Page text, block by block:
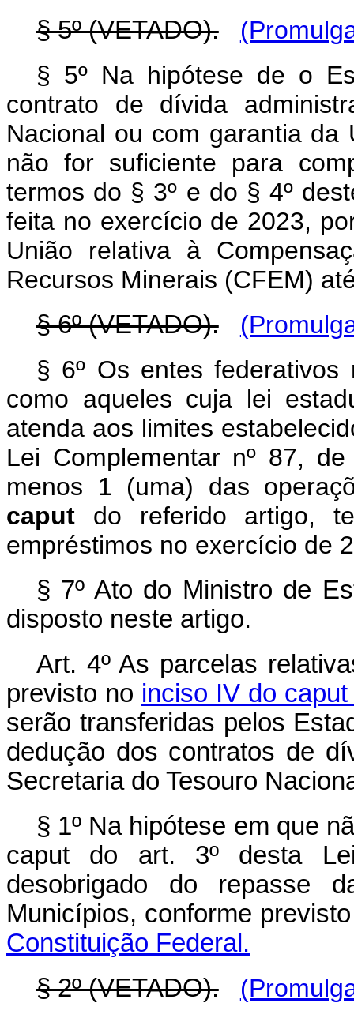
§ 5º (VETADO).
§ 5º Na hipótese de o
contrato de dívida
Nacional ou com garantia
não for suficiente para
termos do § 3º e do § 4º
feita no exercício de 2023,
União relativa à
Recursos Minerais (CFEM)
§ 6º (VETADO).
§ 6º Os entes
como aqueles cuja lei
atenda aos limites
Lei Complementar nº 87,
menos 1 (uma) das
caput do referido artigo,
empréstimos no exercício de
§ 7º Ato do Ministro de
disposto neste artigo.
Art. 4º As parcelas
previsto no inciso IV do caput
serão transferidas pelos
dedução dos contratos de
Secretaria do Tesouro
§ 1º Na hipótese em que
caput do art. 3º desta
desobrigado do repasse
Municípios, conforme
Constituição Federal.
§ 2º (VETADO).